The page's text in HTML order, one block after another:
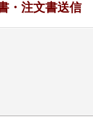
・注文書送信